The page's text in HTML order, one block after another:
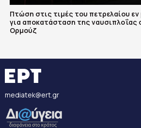
Πτώση στις τιμές του πετρελαίου
για αποκατάσταση της ναυσιπλοΐας
Ορμούζ
mediatek@ert.gr